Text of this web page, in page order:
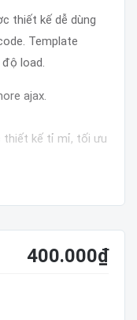
thiết kế dễ dùng
Template
load.
ajax.
thiết kế tỉ mỉ, tối ưu
đặt hàng không
phiên bản nâng
400.000₫